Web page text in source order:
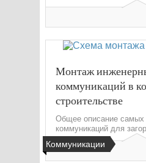
Коммуникации
Монтаж
коммуникаций в
строительстве
Общее описание самых
коммуникаций для